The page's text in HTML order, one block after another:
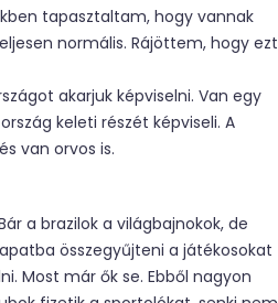
tapasztaltam, hogy vannak
normális. Rájöttem, hogy ezt
akarjuk képviselni. Van egy
keleti részét képviseli. A
van orvos is.
a brazilok a világbajnokok, de
összegyűjteni a játékosokat
Most már ők se. Ebből nagyon